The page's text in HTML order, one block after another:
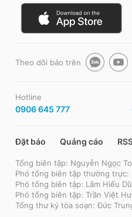
Theo dõi báo trên
Hotline
0906 645 777
Đặt báo Quảng cáo
Tổng biên tập: Nguyễn Ngọc
Phó tổng biên tập thường trực:
Phó tổng biên tập: Lâm Hiếu
Phó tổng biên tập: Trần Việt
Tổng thư ký tòa soạn: Đức